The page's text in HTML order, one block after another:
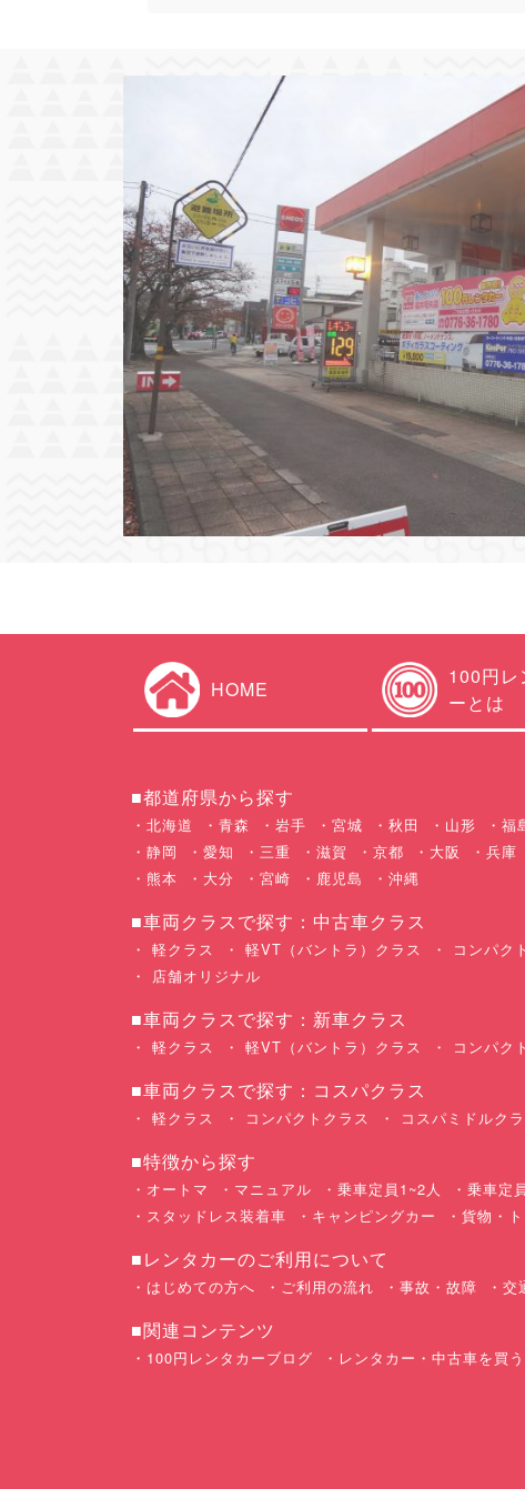
HOME
100円レ
ーとは
■都道府県から探す
北海道 青森 岩手 宮城 秋田 山形 福
静岡
愛知 三重 滋賀 京都 大阪 兵庫
熊本
大分 宮崎 鹿児島 沖縄
■車両クラスで探す：中古車クラス
軽クラス 軽VT（バントラ）クラス コンパク
店舗オリジナル
■車両クラスで探す：新車クラス
軽クラス 軽VT（バントラ）クラス コンパク
■車両クラスで探す：コスパクラス
軽クラス コンパクトクラス コスパミドルク
■特徴から探す
オートマ マニュアル 乗車定員1~2人 乗車定
スタッドレス装着車
キャンピングカー 貨物・
■レンタカーのご利用について
はじめての方へ ご利用の流れ 事故・故障 交
■関連コンテンツ
100円レンタカーブログ レンタカー・中古車を買う